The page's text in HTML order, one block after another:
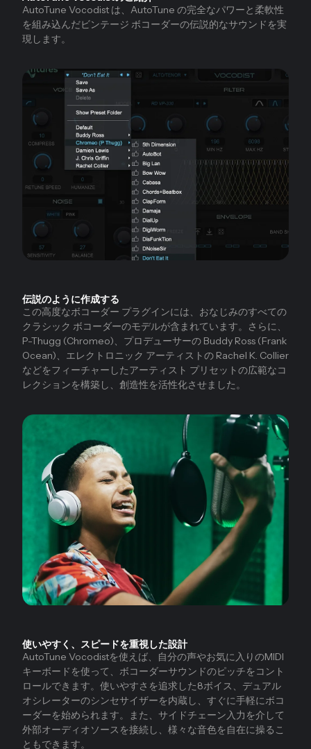
AutoTune Vocodist は、AutoTune の完全なパワーと柔軟性
を組み込んだビンテージ ボコーダーの伝説的なサウンドを実
現します。
伝説のように作成する
この高度なボコーダー プラグインには、おなじみのすべての
クラシック ボコーダーのモデルが含まれています。さらに、
P-Thugg (Chromeo)、プロデューサーの Buddy Ross (Frank
Ocean)、エレクトロニック アーティストの Rachel K. Collier
などをフィーチャーしたアーティスト プリセットの広範なコ
レクションを構築し、創造性を活性化させました。
使いやすく、スピードを重視した設計
AutoTune Vocodistを使えば、自分の声やお気に入りのMIDI
キーボードを使って、ボコーダーサウンドのピッチをコント
ロールできます。使いやすさを追求した8ボイス、デュアル
オシレーターのシンセサイザーを内蔵し、すぐに手軽にボコ
ーダーを始められます。また、サイドチェーン入力を介して
外部オーディオソースを接続し、様々な音色を自在に操るこ
ともできます。